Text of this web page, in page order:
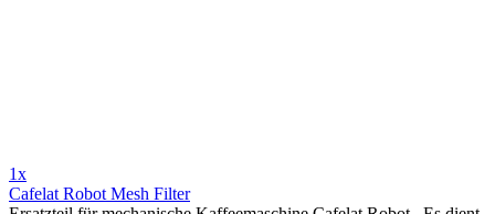
1x
Cafelat Robot Mesh Filter